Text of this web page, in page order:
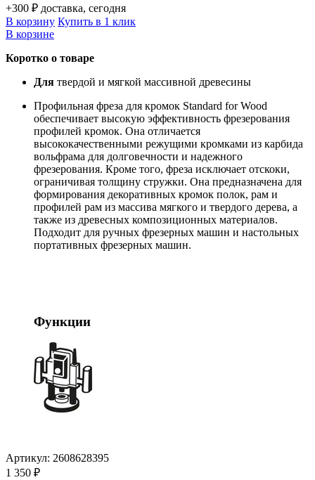
+300 ₽ доставка, сегодня
В корзину Купить в 1 клик
В корзине
Коротко о товаре
Для твердой и мягкой массивной древесины
Профильная фреза для кромок Standard for Wood
обеспечивает высокую эффективность фрезерования
профилей кромок. Она отличается
высококачественными режущими кромками из карбида
вольфрама для долговечности и надежного
фрезерования. Кроме того, фреза исключает отскоки,
ограничивая толщину стружки. Она предназначена для
формирования декоративных кромок полок, рам и
профилей рам из массива мягкого и твердого дерева, а
также из древесных композиционных материалов.
Подходит для ручных фрезерных машин и настольных
портативных фрезерных машин.
Функции
Артикул: 2608628395
1 350 ₽